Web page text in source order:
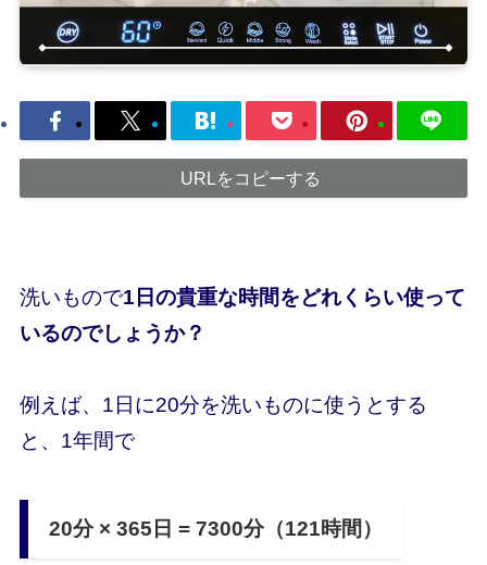
URLをコピーする
洗いもので1日の貴重な時間をどれくらい使って
いるのでしょうか？
例えば、1日に20分を洗いものに使うとする
と、1年間で
20分 × 365日 = 7300分（121時間）